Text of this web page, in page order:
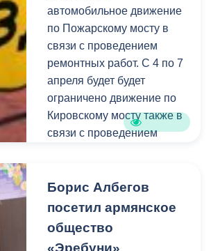
снижение неформальной
занятости. В ходе
обсуждения были
подведены итоги
проделанной в 2016 году
работы, а также
утверждён план
предстоящих
представители
прокуратуры,
федеральной налоговой
службы, МВД,
автомобильное движение
по Пожарскому мосту в
связи с проведением
ремонтных работ. С 4 по 7
апреля будет будет
ограничено движение по
Кировскому мосту также в
связи с проведением
Борис Албегов
посетил армянское
общество
«Эребуни»